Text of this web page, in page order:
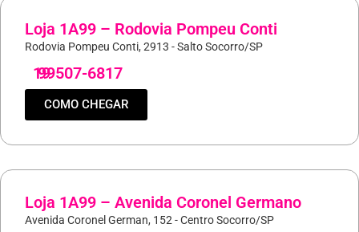
Loja 1A99 – Rodovia Pompeu Conti
Rodovia Pompeu Conti, 2913 - Salto Socorro/SP
19
99507-6817
COMO CHEGAR
Loja 1A99 – Avenida Coronel Germano
Avenida Coronel German, 152 - Centro Socorro/SP